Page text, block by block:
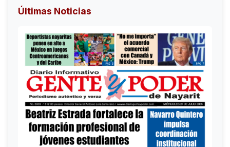
Últimas Noticias